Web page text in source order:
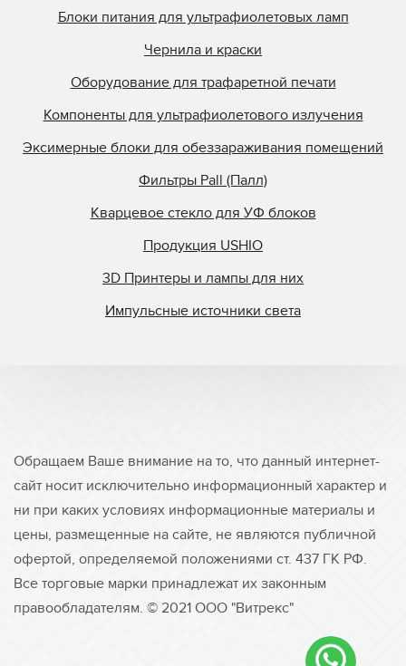
Блоки питания для ультрафиолетовых ламп
Чернила и краски
Оборудование для трафаретной печати
Компоненты для ультрафиолетового излучения
Эксимерные блоки для обеззараживания помещений
Фильтры Pall (Палл)
Кварцевое стекло для УФ блоков
Продукция USHIO
3D Принтеры и лампы для них
Импульсные источники света
Обращаем Ваше внимание на то, что данный интернет-
сайт носит исключительно информационный характер и
ни при каких условиях информационные материалы и
цены, размещенные на сайте, не являются публичной
офертой, определяемой положениями ст. 437 ГК РФ.
Все торговые марки принадлежат их законным
правообладателям. © 2021 ООО "Витрекс"